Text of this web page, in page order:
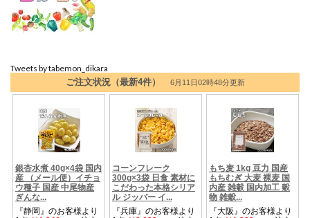
Tweets by tabemon_dikara